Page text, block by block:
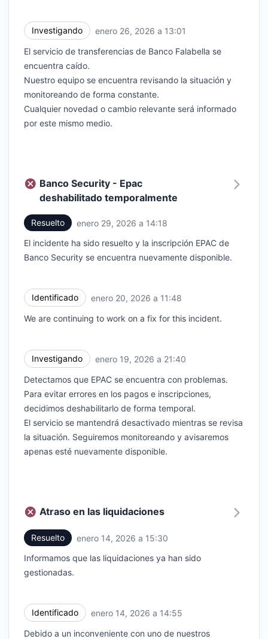
Investigando enero 26, 2026 a 13:01
El servicio de transferencias de Banco Falabella se
encuentra caído.
Nuestro equipo se encuentra revisando la situación y
monitoreando de forma constante.
Cualquier novedad o cambio relevante será informado
por este mismo medio.
Banco Security - Epac
deshabilitado temporalmente
Resuelto enero 29, 2026 a 14:18
El incidente ha sido resuelto y la inscripción EPAC de
Banco Security se encuentra nuevamente disponible.
Identificado enero 20, 2026 a 11:48
We are continuing to work on a fix for this incident.
Investigando enero 19, 2026 a 21:40
Detectamos que EPAC se encuentra con problemas.
Para evitar errores en los pagos e inscripciones,
decidimos deshabilitarlo de forma temporal.
El servicio se mantendrá desactivado mientras se revisa
la situación. Seguiremos monitoreando y avisaremos
apenas esté nuevamente disponible.
Atraso en las liquidaciones
Resuelto enero 14, 2026 a 15:30
Informamos que las liquidaciones ya han sido
gestionadas.
Identificado enero 14, 2026 a 14:55
Debido a un inconveniente con uno de nuestros